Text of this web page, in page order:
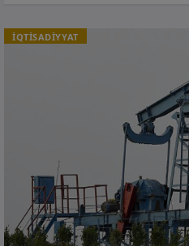
İQTİSADİYYAT